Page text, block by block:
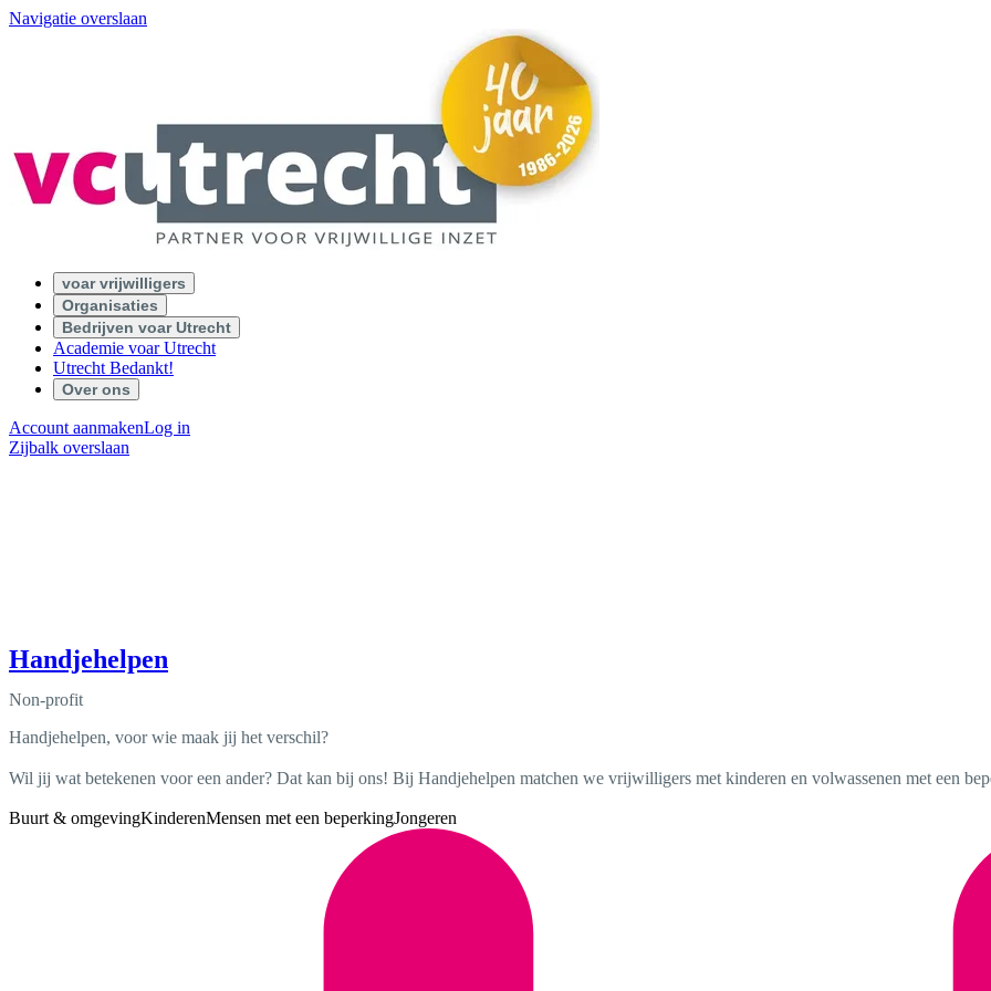
Navigatie overslaan
voar vrijwilligers
Organisaties
Bedrijven voar Utrecht
Academie voar Utrecht
Utrecht Bedankt!
Over ons
Account aanmakenLog in
Zijbalk overslaan
Handjehelpen
Non-profit
Handjehelpen, voor wie maak jij het verschil?
Wil jij wat betekenen voor een ander? Dat kan bij ons! Bij Handjehelpen matchen we vrijwilligers met kinderen en volwassenen met een
Buurt & omgevingKinderenMensen met een beperkingJongeren